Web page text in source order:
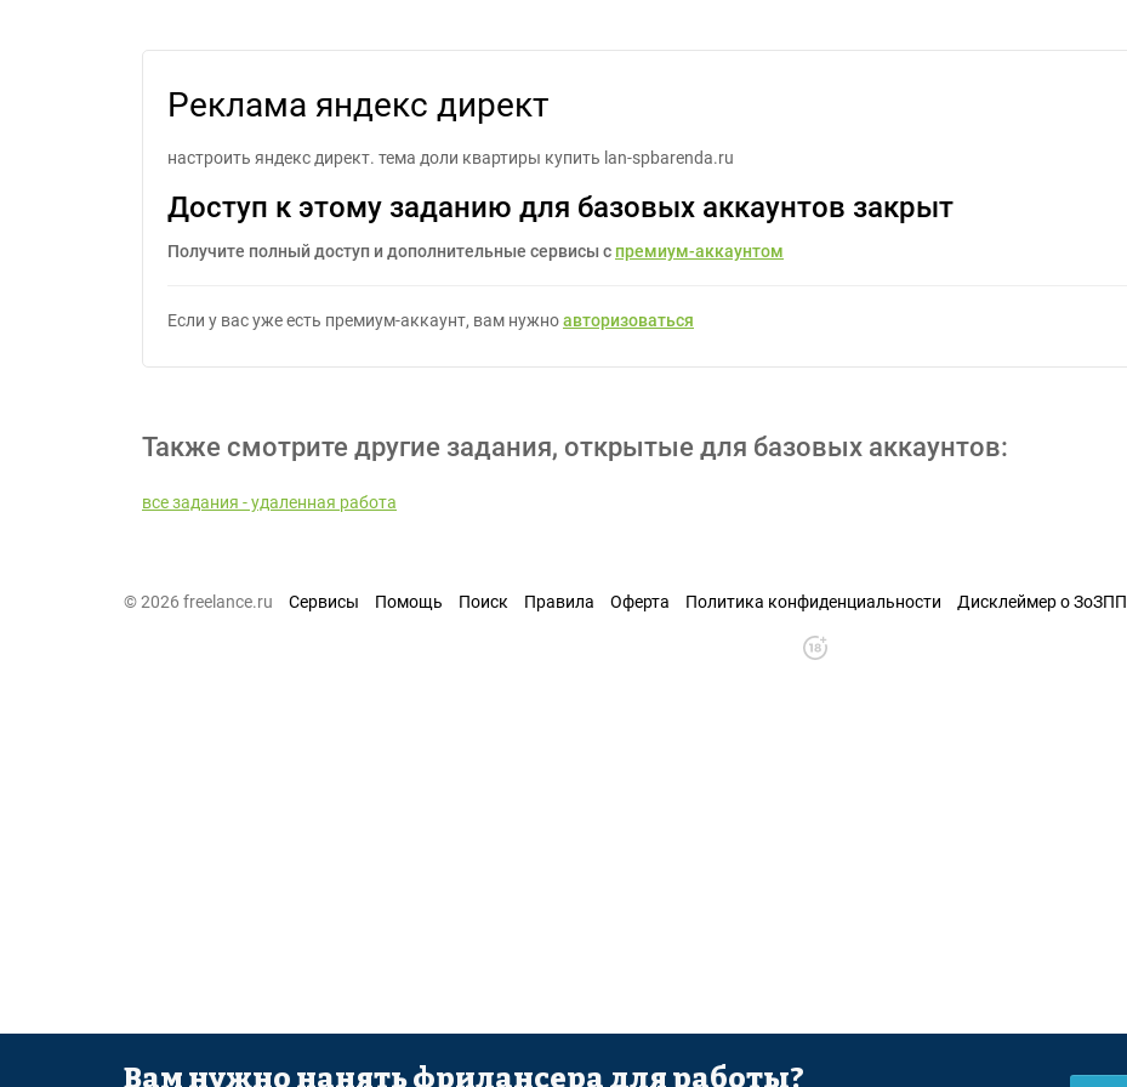
Реклама яндекс директ
настроить яндекс директ. тема доли квартиры купить lan-spbarenda.ru
Доступ к этому заданию для базовых аккаунтов закрыт
Получите полный доступ и дополнительные сервисы с премиум-аккаунтом
Если у вас уже есть премиум-аккаунт, вам нужноавторизоваться
Также смотрите другие задания, открытые для базовых аккаунтов:
все задания - удаленная работа
© 2026 freelance.ru Сервисы Помощь Поиск Правила Оферта Политика конфиденциальности Дисклеймер о ЗоЗПП
Вам нужно нанять фрилансера для работы?